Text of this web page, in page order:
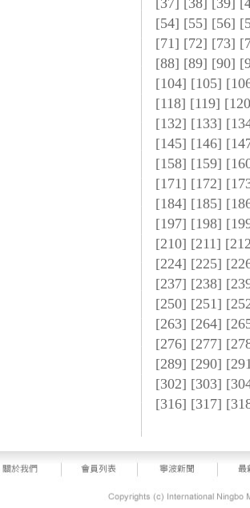
[37] [38] [39] [
[54] [55] [56] [
[71] [72] [73] [
[88] [89] [90] [
[104] [105] [
[118] [119] [120
[132] [133] [
[145] [146] [
[158] [159] [
[171] [172] [
[184] [185] [
[197] [198] [
[210] [211] [
[224] [225] [
[237] [238] [
[250] [251] [
[263] [264] [
[276] [277] [
[289] [290] [
[302] [303] [
[316] [317] [